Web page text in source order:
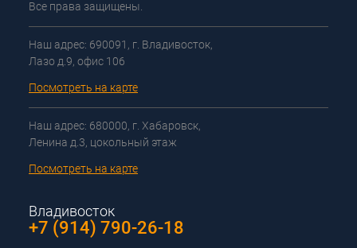
Все права защищены.
Наш адрес: 690091, г. Владивосток,
Лазо д.9, офис 106
Посмотреть на карте
Наш адрес: 680000, г. Хабаровск,
Ленина д.3, цокольный этаж
Посмотреть на карте
Владивосток
+7 (914) 790-26-18